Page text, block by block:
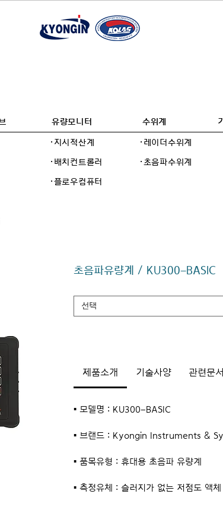
유량모니터 수위계
·지시적산계
·레이더수위계
·배치컨트롤러
·플로우컴퓨터
·초음파수위계
초음파유량계 / KU300-BASIC
선택
제품소개 기술사양 관련문서
▪️ 모델명 : KU300-BASIC
▪️ 브랜드 : Kyongin Instruments &
▪️ 품목유형 : 휴대용 초음파 유량계
▪️ 측정유체 : 슬러지가 없는 저점도 액체